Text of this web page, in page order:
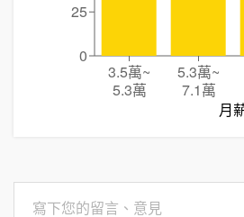
3.5萬~
5.3萬
5.3萬~
7.1萬
月
0
25